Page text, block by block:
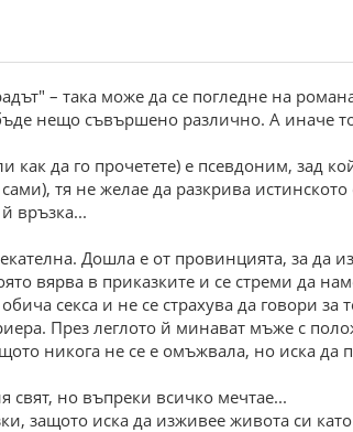
– така може да се погледне на
нещо съвършено различно. А иначе
как да го прочетете) е псевдоним, зад
тя не желае да разкрива
връзка...
Дошла е от провинцията, за да
вярва в приказките и се стреми да
секса и не се страхува да говори
През леглото й минават мъже с
никога не се е омъжвала, но иска
свят, но въпреки всичко мечтае...
защото иска да изживее живота си